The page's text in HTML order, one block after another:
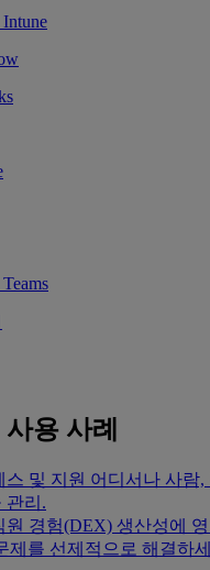
용 사례
스 및 지원 어디서나 사람,
관리.
원 경험(DEX) 생산성에 영
제를 선제적으로 해결하